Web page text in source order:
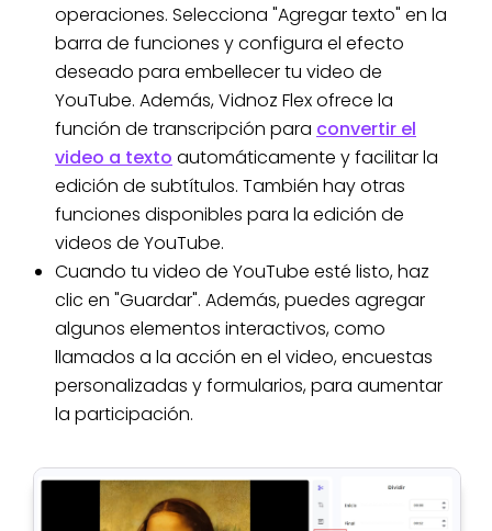
operaciones. Selecciona "Agregar texto" en la
barra de funciones y configura el efecto
deseado para embellecer tu video de
YouTube. Además, Vidnoz Flex ofrece la
función de transcripción para convertir el
video a texto automáticamente y facilitar la
edición de subtítulos. También hay otras
funciones disponibles para la edición de
videos de YouTube.
Cuando tu video de YouTube esté listo, haz
clic en "Guardar". Además, puedes agregar
algunos elementos interactivos, como
llamados a la acción en el video, encuestas
personalizadas y formularios, para aumentar
la participación.